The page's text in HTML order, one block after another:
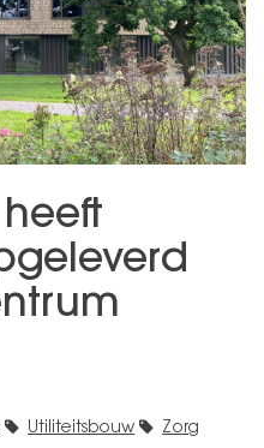
Utiliteitsbouw Zorg